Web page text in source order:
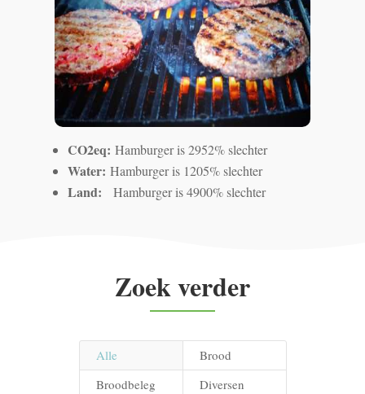
CO2eq:Hamburger is 2952% slechter
Water:Hamburger is 1205% slechter
Land:Hamburger is 4900% slechter
Zoek verder
Alle
Brood
Broodbeleg
Diversen